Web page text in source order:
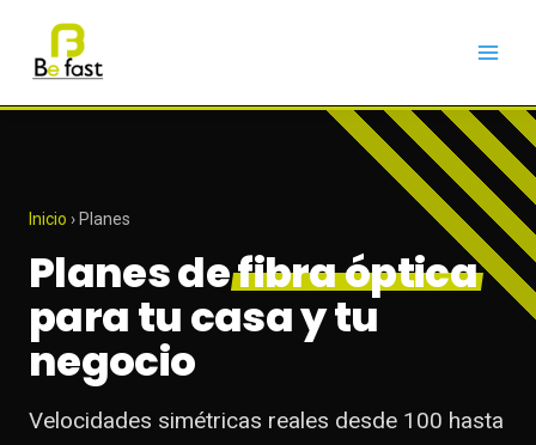
contenido
Inicio › Planes
Planes defibra óptica
para tu casa y tu
negocio
Velocidades simétricas reales desde 100 hasta